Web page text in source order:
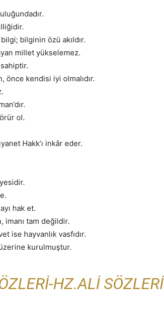
bilginin özü akıldır.
millet yükselemez.
önce kendisi iyi olmalıdır.
ol.
Hakk’ı inkâr eder.
hak et.
imanı tam değildir.
ise hayvanlık vasfıdır.
kurulmuştur.
HZ.ALI SÖZLERI